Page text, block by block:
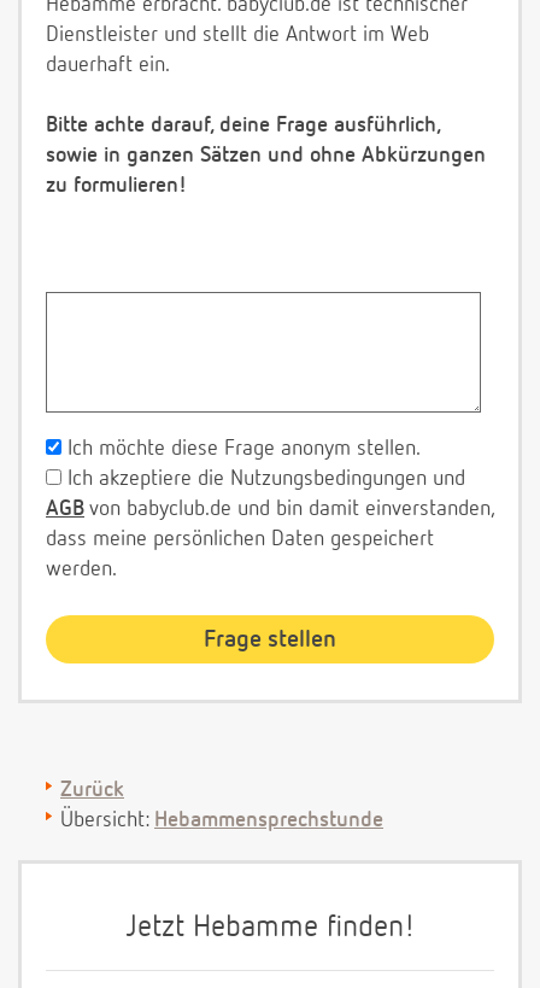
Hebamme erbracht. babyclub.de ist technischer
Dienstleister und stellt die Antwort im Web
dauerhaft ein.
Bitte achte darauf, deine Frage ausführlich,
sowie in ganzen Sätzen und ohne Abkürzungen
zu formulieren!
Ich möchte diese Frage anonym stellen.
Ich akzeptiere die Nutzungsbedingungen und
AGB von babyclub.de und bin damit einverstanden,
dass meine persönlichen Daten gespeichert
werden.
Zurück
Übersicht: Hebammensprechstunde
Jetzt Hebamme finden!